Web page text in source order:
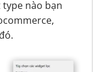
nào bạn